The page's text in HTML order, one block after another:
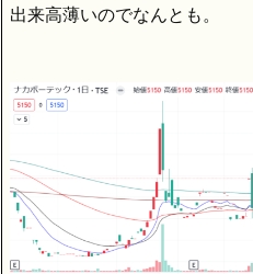
出来高薄いのでなんとも。